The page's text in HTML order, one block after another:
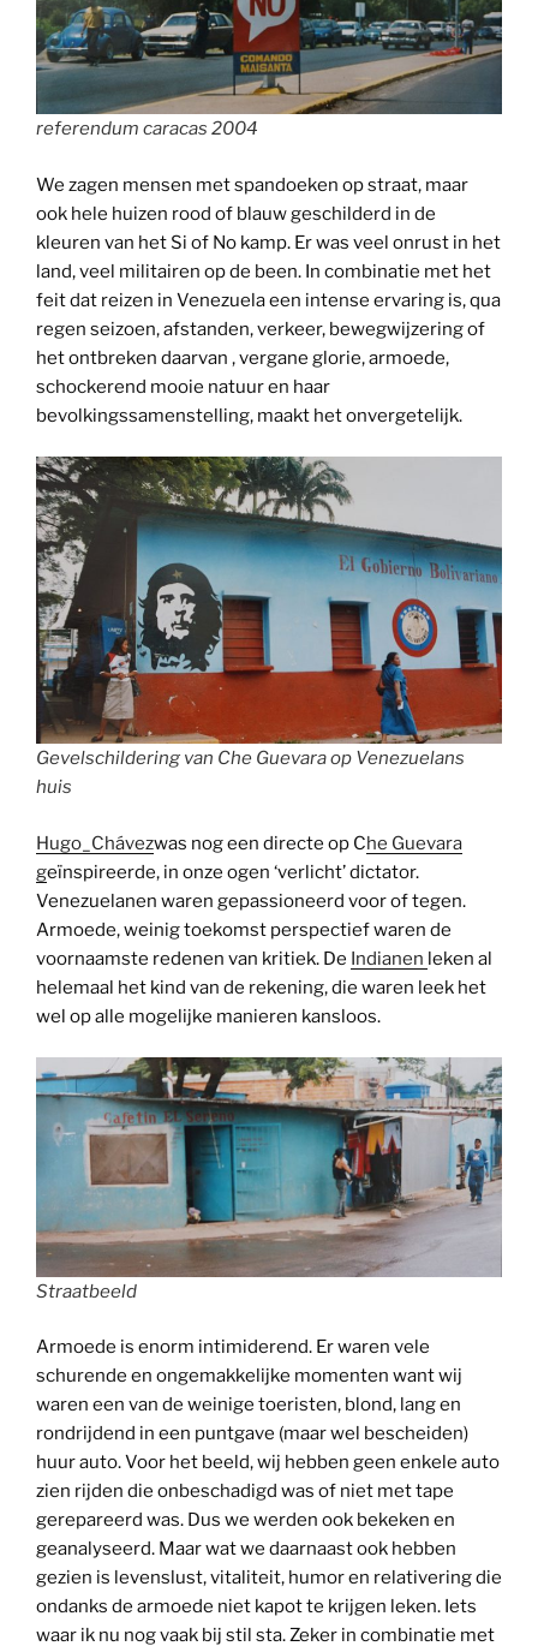
referendum caracas 2004
We zagen mensen met spandoeken op straat, maar
ook hele huizen rood of blauw geschilderd in de
kleuren van het Si of No kamp. Er was veel onrust in het
land, veel militairen op de been. In combinatie met het
feit dat reizen in Venezuela een intense ervaring is, qua
regen seizoen, afstanden, verkeer, bewegwijzering of
het ontbreken daarvan , vergane glorie, armoede,
schockerend mooie natuur en haar
bevolkingssamenstelling, maakt het onvergetelijk.
Gevelschildering van Che Guevara op Venezuelans
huis
Hugo_Chávezwas nog een directe op Che Guevara
geïnspireerde, in onze ogen ‘verlicht’ dictator.
Venezuelanen waren gepassioneerd voor of tegen.
Armoede, weinig toekomst perspectief waren de
voornaamste redenen van kritiek. De Indianen leken al
helemaal het kind van de rekening, die waren leek het
wel op alle mogelijke manieren kansloos.
Straatbeeld
Armoede is enorm intimiderend. Er waren vele
schurende en ongemakkelijke momenten want wij
waren een van de weinige toeristen, blond, lang en
rondrijdend in een puntgave (maar wel bescheiden)
huur auto. Voor het beeld, wij hebben geen enkele auto
zien rijden die onbeschadigd was of niet met tape
gerepareerd was. Dus we werden ook bekeken en
geanalyseerd. Maar wat we daarnaast ook hebben
gezien is levenslust, vitaliteit, humor en relativering die
ondanks de armoede niet kapot te krijgen leken. Iets
waar ik nu nog vaak bij stil sta. Zeker in combinatie met